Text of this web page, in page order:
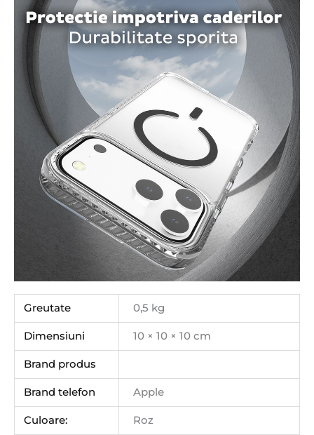
Greutate 0,5 kg
Dimensiuni 10 × 10 × 10 cm
Brand produs
Brand telefon Apple
Culoare: Roz